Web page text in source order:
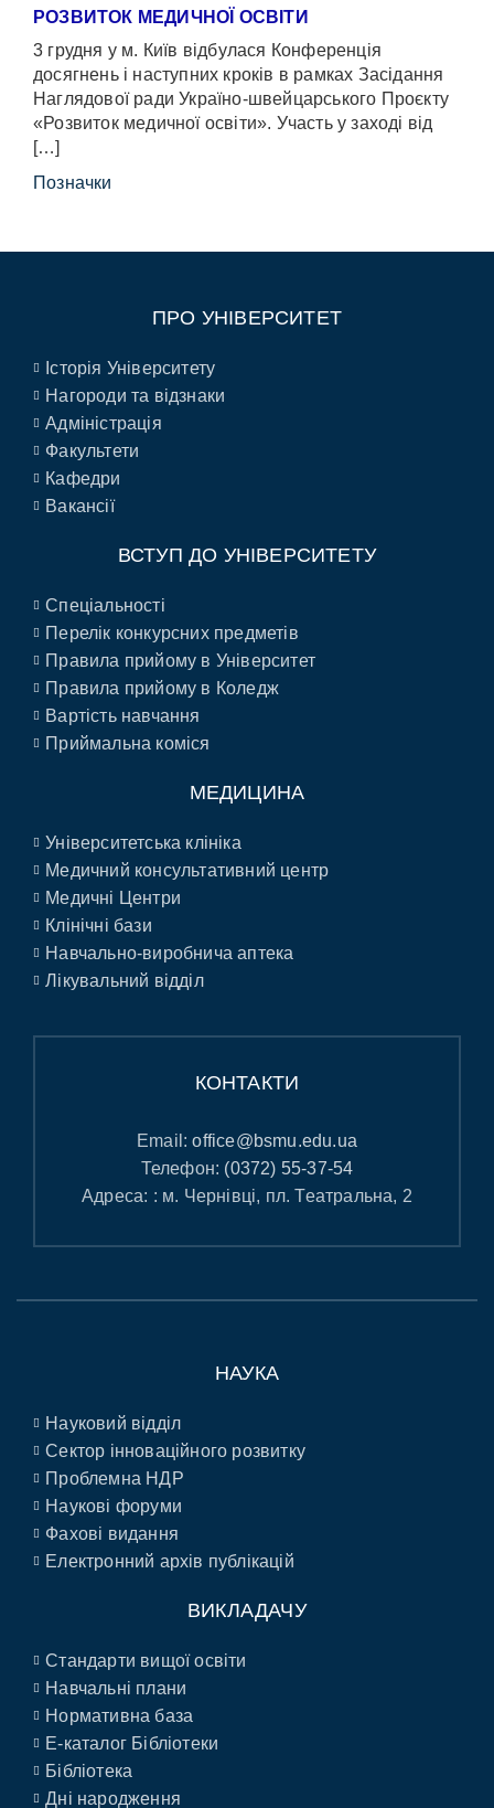
РОЗВИТОК МЕДИЧНОЇ ОСВІТИ
3 грудня у м. Київ відбулася Конференція
досягнень і наступних кроків в рамках Засідання
Наглядової ради Україно-швейцарського Проєкту
«Розвиток медичної освіти». Участь у заході від
[…]
Позначки
ПРО УНІВЕРСИТЕТ
Історія Університету
Нагороди та відзнаки
Адміністрація
Факультети
Кафедри
Вакансії
ВСТУП ДО УНІВЕРСИТЕТУ
Спеціальності
Перелік конкурсних предметів
Правила прийому в Університет
Правила прийому в Коледж
Вартість навчання
Приймальна коміся
МЕДИЦИНА
Університетська клініка
Медичний консультативний центр
Медичні Центри
Клінічні бази
Навчально-виробнича аптека
Лікувальний відділ
КОНТАКТИ
Email:office@bsmu.edu.ua
Телефон: (0372) 55-37-54
Адреса: : м. Чернівці, пл. Театральна, 2
НАУКА
Науковий відділ
Сектор інноваційного розвитку
Проблемна НДР
Наукові форуми
Фахові видання
Електронний архів публікацій
ВИКЛАДАЧУ
Стандарти вищої освіти
Навчальні плани
Нормативна база
E-каталог Бібліотеки
Бібліотека
Дні народження